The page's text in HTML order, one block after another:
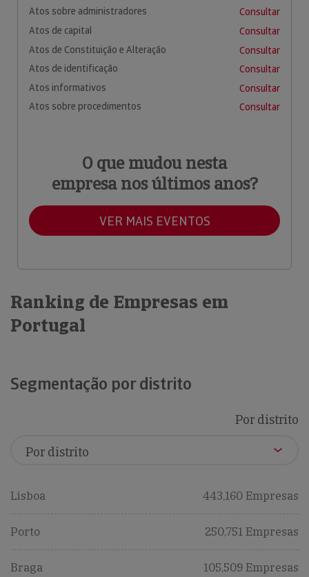
Atos sobre administradores
Consultar
Atos de capital
Consultar
Atos de Constituição e Alteração
Consultar
Atos de identificação
Consultar
Atos informativos
Consultar
Atos sobre procedimentos
Consultar
O que mudou nesta
empresa nos últimos anos?
VER MAIS EVENTOS
Ranking de Empresas em
Portugal
Segmentação por distrito
Por distrito
Lisboa 443,160 Empresas
Porto 250,751 Empresas
Braga 105,509 Empresas